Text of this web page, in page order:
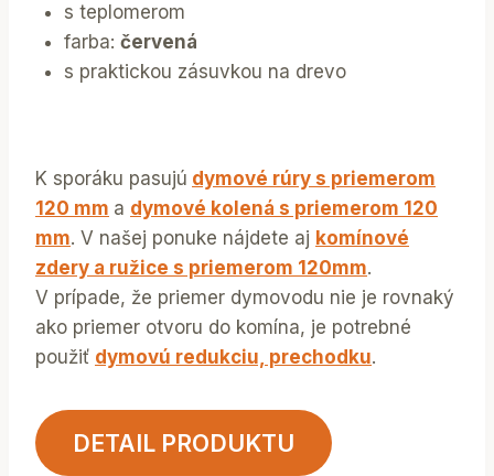
s teplomerom
farba: červená
s praktickou zásuvkou na drevo
K sporáku pasujú dymové rúry s priemerom
120 mm a dymové kolená s priemerom 120
mm. V našej ponuke nájdete aj komínové
zdery a ružice s priemerom 120mm.
V prípade, že priemer dymovodu nie je rovnaký
ako priemer otvoru do komína, je potrebné
použiť dymovú redukciu, prechodku.
DETAIL PRODUKTU